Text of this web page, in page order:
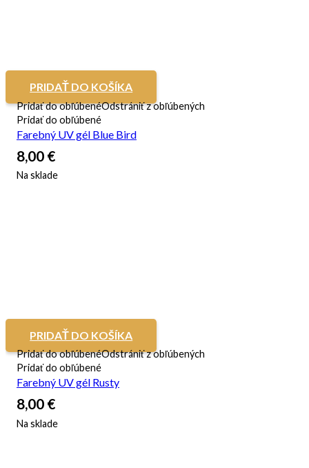
PRIDAŤ DO KOŠÍKA
Pridať do obľúbenéOdstrániť z obľúbených
Pridať do obľúbené
Farebný UV gél Blue Bird
8,00 €
Na sklade
PRIDAŤ DO KOŠÍKA
Pridať do obľúbenéOdstrániť z obľúbených
Pridať do obľúbené
Farebný UV gél Rusty
8,00 €
Na sklade